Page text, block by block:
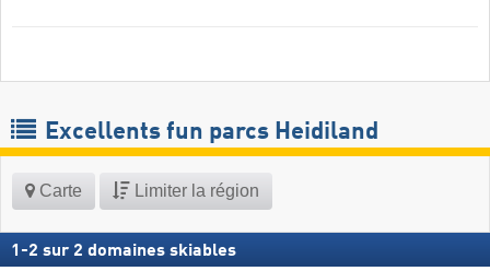
Excellents fun parcs Heidiland
Carte Limiter la région
1 -2 sur 2 domaines skiables